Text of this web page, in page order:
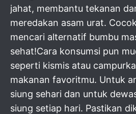
jahat, membantu tekanan
meredakan asam urat.
mencari alternatif bumbu
sehat!Cara konsumsi pun
seperti kismis atau
makanan favoritmu. Untuk
siung sehari dan untuk
siung setiap hari. Pastikan